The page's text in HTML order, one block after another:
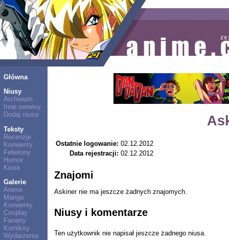
Główna
Niusy
Archiwum
Inne serwisy
Dodaj niusa
Teksty
Recenzje
Konwenty
Felietony
Humor
Kiosk
Galerie
Anime
Manga
Konwenty
Cosplay
Fanarty
Komiksy
Wydarzenia
Ostatnie logowanie: 02.12.2012
Data rejestracji: 02.12.2012
Znajomi
Askiner nie ma jeszcze żadnych znajomych.
Niusy i komentarze
Ten użytkownik nie napisał jeszcze żadnego niusa.